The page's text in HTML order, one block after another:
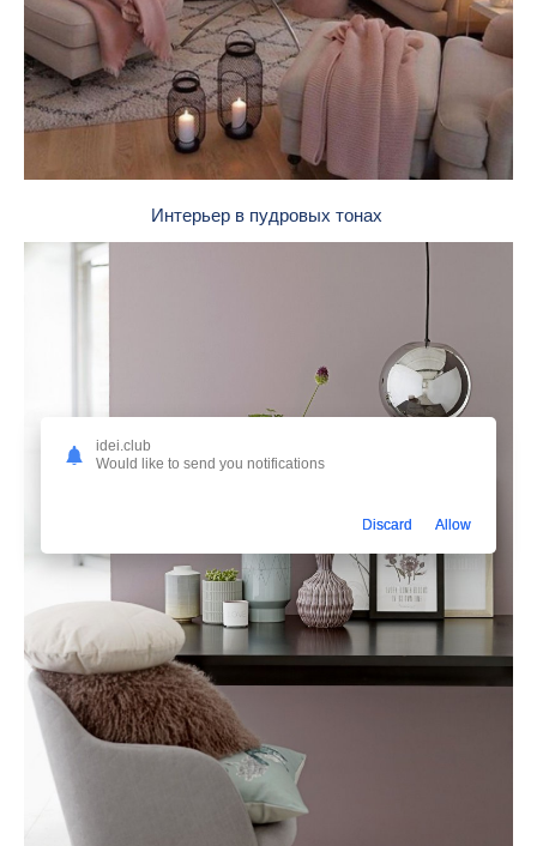
Интерьер в пудровых тонах
idei.club
Would like to send you notifications
Discard Allow